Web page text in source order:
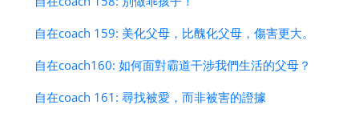
自在coach 159: 美化父母，比醜化父母，傷害更大。
自在coach160: 如何面對霸道干涉我們生活的父母？
自在coach 161: 尋找被愛，而非被害的證據